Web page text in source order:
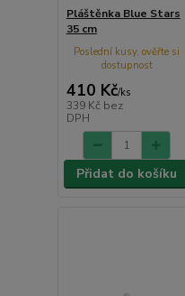
Pláštěnka Blue Stars
35 cm
410 Kč/ks
339 Kč bez
DPH
Poslední kusy, ověřte si
dostupnost
Přidat do košíku